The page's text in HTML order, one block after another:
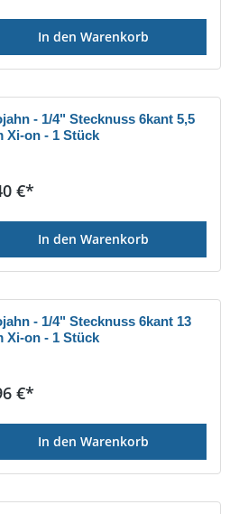
In den Warenkorb
- 1/4" Stecknuss 6kant 5,5
Xi-on - 1 Stück
Preis:
€*
In den Warenkorb
- 1/4" Stecknuss 6kant 13
Xi-on - 1 Stück
Preis:
€*
In den Warenkorb